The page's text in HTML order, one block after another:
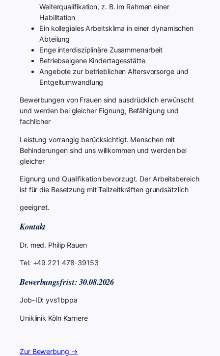
Weiterqualifikation, z. B. im Rahmen einer
Habilitation
Ein kollegiales Arbeitsklima in einer dynamischen
Abteilung
Enge interdisziplinäre Zusammenarbeit
Betriebseigene Kindertagesstätte
Angebote zur betrieblichen Altersvorsorge und
Entgeltumwandlung
Bewerbungen von Frauen sind ausdrücklich erwünscht
und werden bei gleicher Eignung, Befähigung und
fachlicher
Leistung vorrangig berücksichtigt. Menschen mit
Behinderungen sind uns willkommen und werden bei
gleicher
Eignung und Qualifikation bevorzugt. Der Arbeitsbereich
ist für die Besetzung mit Teilzeitkräften grundsätzlich
geeignet.
Kontakt
Dr. med. Philip Rauen
Tel: +49 221 478-39153
Bewerbungsfrist: 30.08.2026
Job-ID: yvs1bppa
Uniklinik Köln Karriere
Zur Bewerbung →